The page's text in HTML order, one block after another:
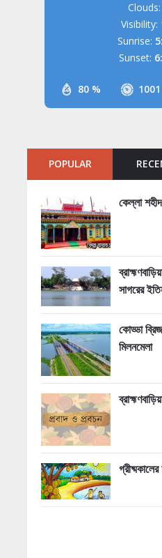
80 %
Clouds:
Visibility:
Sunrise:
Sunset:
POPULAR
কেল্লা
সাগরের
কোড্ডা
মিলনমেলা